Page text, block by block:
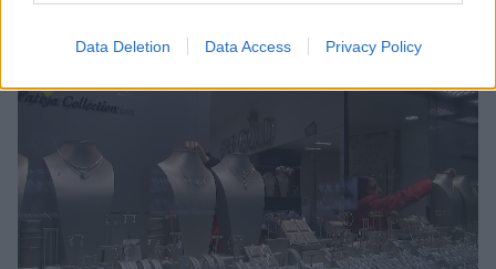
Data Deletion Data Access Privacy Policy
muitų netaikys